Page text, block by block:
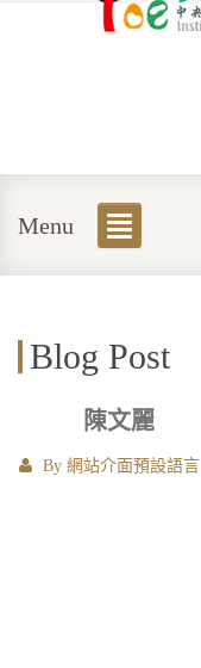
Menu
Blog Post
陳文麗
By 網站介面預設語言